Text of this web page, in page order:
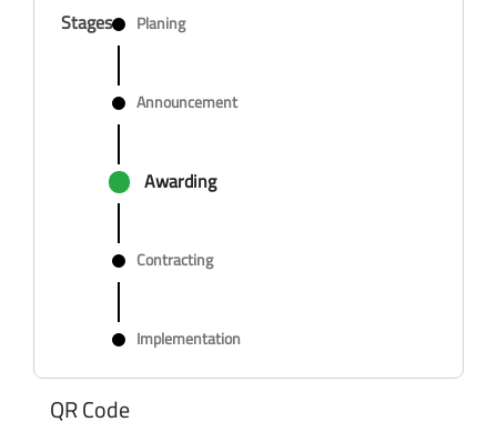
Stages Planing
Announcement
Awarding
Contracting
Implementation
QR Code